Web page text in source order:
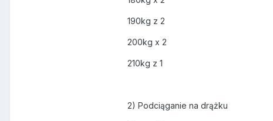
190kg z 2
200kg x 2
210kg z 1
2) Podciąganie na drążku